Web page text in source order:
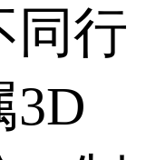
同行
3D